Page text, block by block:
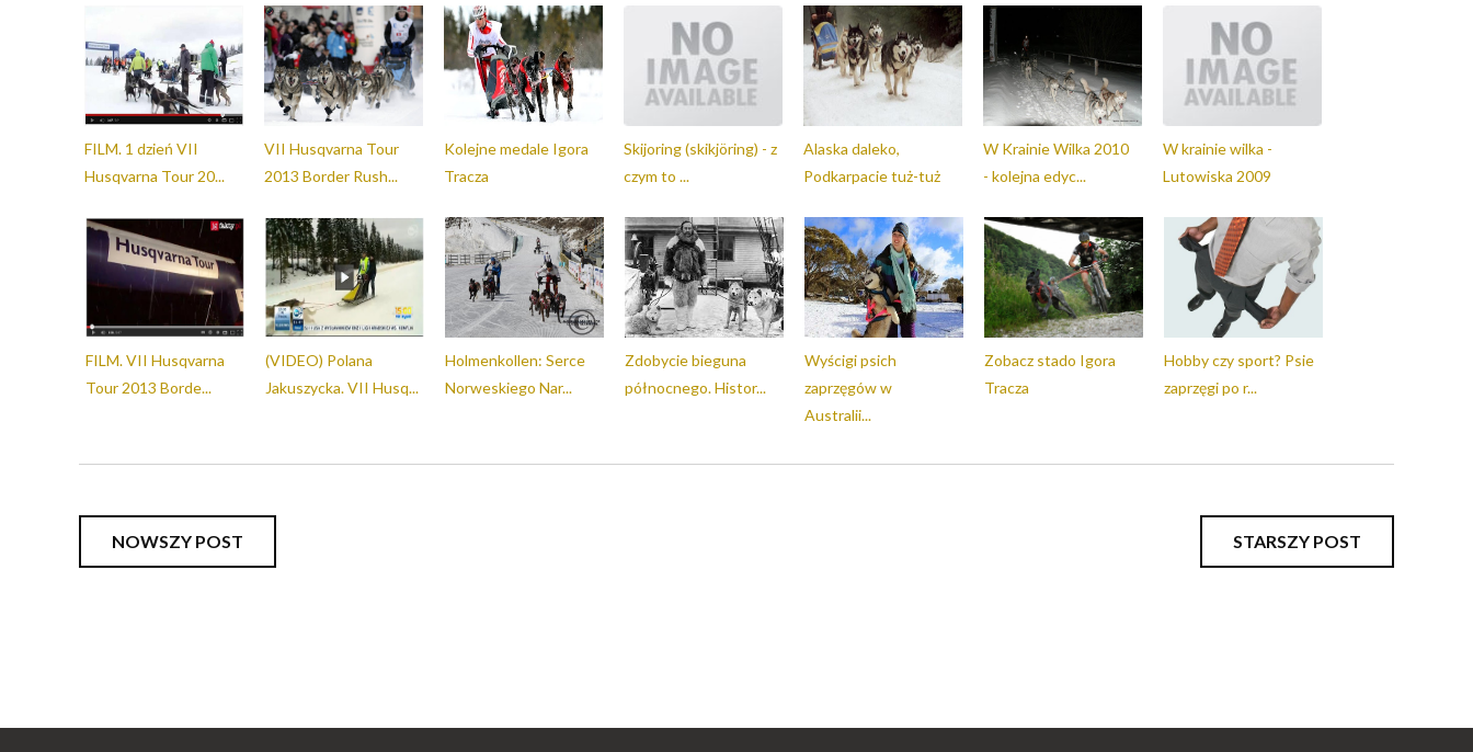
FILM. 1 dzień VII
Husqvarna Tour 20...
VII Husqvarna Tour
2013 Border Rush...
Kolejne medale Igora
Tracza
Skijoring (skikjöring) - z
czym to ...
Alaska daleko,
Podkarpacie tuż-tuż
W Krainie Wilka 2010
- kolejna edyc...
W krainie wilka -
Lutowiska 2009
FILM. VII Husqvarna
Tour 2013 Borde...
(VIDEO) Polana
Jakuszycka. VII Husq...
Holmenkollen: Serce
Norweskiego Nar...
Zdobycie bieguna
północnego. Histor...
Wyścigi psich
zaprzęgów w
Australii...
Zobacz stado Igora
Tracza
Hobby czy sport? Psie
zaprzęgi po r...
NOWSZY POST STARSZY POST